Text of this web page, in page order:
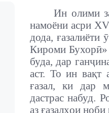
Ин олими
намоёни асри
дода,
Кироми Бухорӣ»
буда, дар
аст. То ин вақт
ғазал, ки дар
дастрас набуд.
аз ғазалҳои